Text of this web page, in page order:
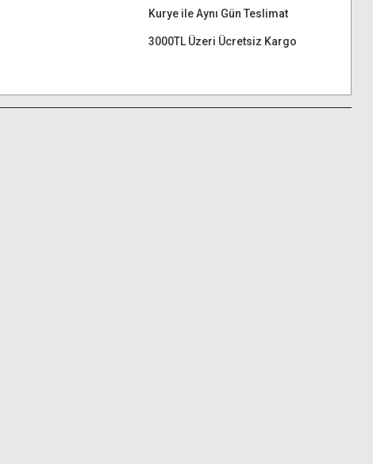
Kurye ile Aynı Gün Teslimat
3000TL Üzeri Ücretsiz Kargo